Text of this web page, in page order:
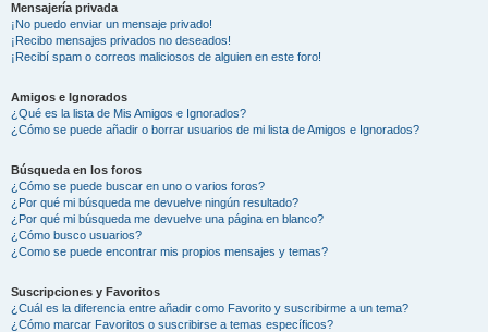
Mensajería privada
¡No puedo enviar un mensaje privado!
¡Recibo mensajes privados no deseados!
¡Recibí spam o correos maliciosos de alguien en este foro!
Amigos e Ignorados
¿Qué es la lista de Mis Amigos e Ignorados?
¿Cómo se puede añadir o borrar usuarios de mi lista de Amigos e Ignorados?
Búsqueda en los foros
¿Cómo se puede buscar en uno o varios foros?
¿Por qué mi búsqueda me devuelve ningún resultado?
¿Por qué mi búsqueda me devuelve una página en blanco?
¿Cómo busco usuarios?
¿Como se puede encontrar mis propios mensajes y temas?
Suscripciones y Favoritos
¿Cuál es la diferencia entre añadir como Favorito y suscribirme a un tema?
¿Cómo marcar Favoritos o suscribirse a temas específicos?